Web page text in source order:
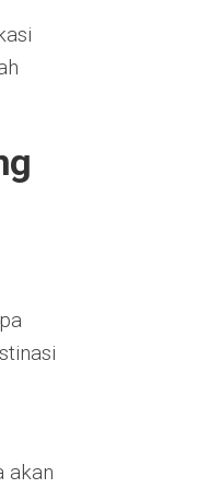
akan